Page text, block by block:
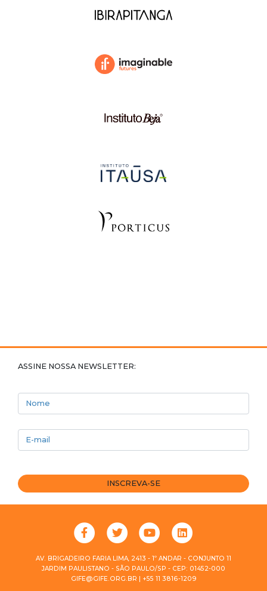
ASSINE NOSSA NEWSLETTER:
E-mail
INSCREVA-SE
AV. BRIGADEIRO FARIA LIMA, 2413 - 1º ANDAR - CONJUNTO 11
JARDIM PAULISTANO - SÃO PAULO/SP - CEP: 01452-000
GIFE@GIFE.ORG.BR | +55 11 3816-1209